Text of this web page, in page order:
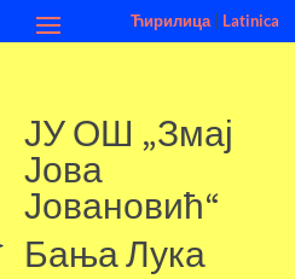
Ћирилица| Latinica
ЈУ ОШ „Змај
Јова
Јовановић“
Бања Лука